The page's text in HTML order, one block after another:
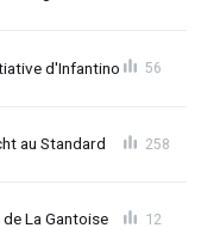
d'Infantino 56
au Standard 258
La Gantoise 12